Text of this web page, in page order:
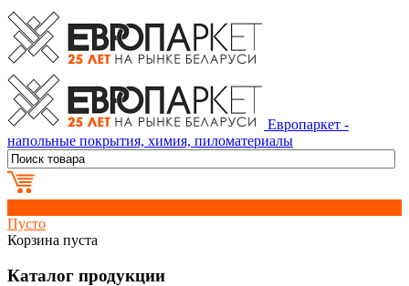
Европаркет -
напольные покрытия, химия, пиломатериалы
Пусто
Корзина пуста
Каталог продукции